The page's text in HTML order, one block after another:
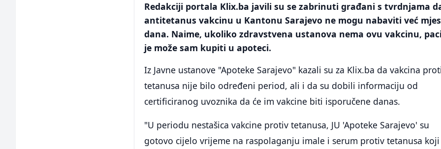
Redakciji portala Klix.ba javili su se zabrinuti građani s tvrdnjama
antitetanus vakcinu u Kantonu Sarajevo ne mogu nabaviti već
dana. Naime, ukoliko zdravstvena ustanova nema ovu vakcinu,
je može sam kupiti u apoteci.
Iz Javne ustanove "Apoteke Sarajevo" kazali su za Klix.ba da vakcina
tetanusa nije bilo određeni period, ali i da su dobili informaciju od
certificiranog uvoznika da će im vakcine biti isporučene danas.
"U periodu nestašica vakcine protiv tetanusa, JU 'Apoteke Sarajevo' su
gotovo cijelo vrijeme na raspolaganju imale i serum protiv tetanusa